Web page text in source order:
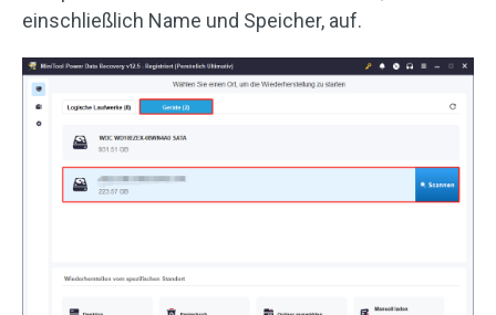
einschließlich Name und Speicher, auf.